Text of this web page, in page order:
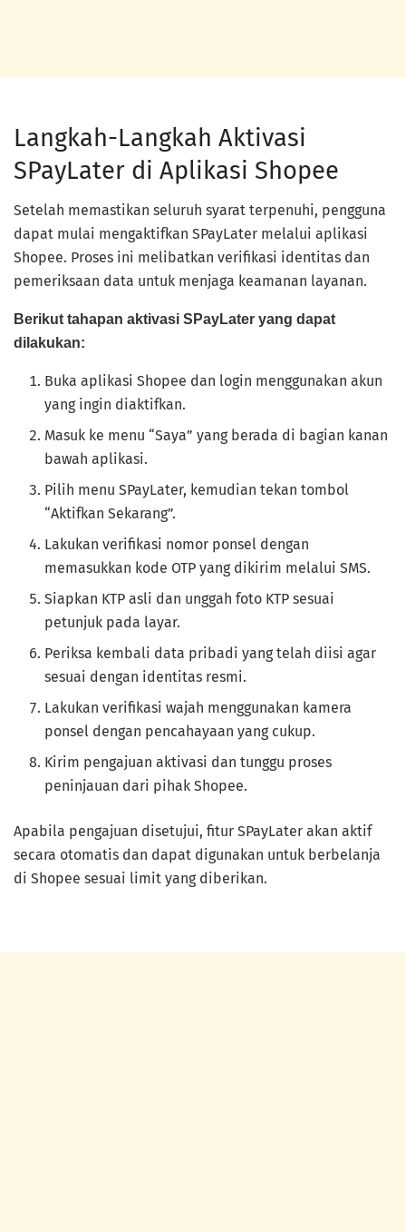
Langkah-Langkah Aktivasi
SPayLater di Aplikasi Shopee
Setelah memastikan seluruh syarat terpenuhi, pengguna
dapat mulai mengaktifkan SPayLater melalui aplikasi
Shopee. Proses ini melibatkan verifikasi identitas dan
pemeriksaan data untuk menjaga keamanan layanan.
Berikut tahapan aktivasi SPayLater yang dapat
dilakukan:
Buka aplikasi Shopee dan login menggunakan akun
yang ingin diaktifkan.
Masuk ke menu “Saya” yang berada di bagian kanan
bawah aplikasi.
Pilih menu SPayLater, kemudian tekan tombol
“Aktifkan Sekarang”.
Lakukan verifikasi nomor ponsel dengan
memasukkan kode OTP yang dikirim melalui SMS.
Siapkan KTP asli dan unggah foto KTP sesuai
petunjuk pada layar.
Periksa kembali data pribadi yang telah diisi agar
sesuai dengan identitas resmi.
Lakukan verifikasi wajah menggunakan kamera
ponsel dengan pencahayaan yang cukup.
Kirim pengajuan aktivasi dan tunggu proses
peninjauan dari pihak Shopee.
Apabila pengajuan disetujui, fitur SPayLater akan aktif
secara otomatis dan dapat digunakan untuk berbelanja
di Shopee sesuai limit yang diberikan.